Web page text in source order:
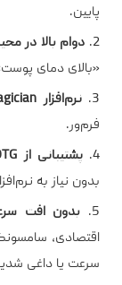
پایین.
دوام بالا در
«بالای دمای
نرم‌افزار Samsung Magician
فرم‌ور.
پشتیبانی از OTG:
بدون نیاز به
بدون افت
اقتصادی،
سرعت یا داغی